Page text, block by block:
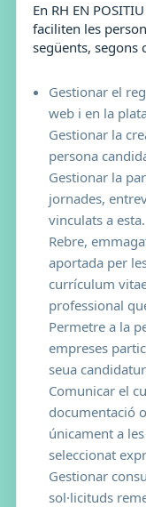
En RH EN
faciliten les
següents, segons
Gestionar el
web i en la
Gestionar la
persona
Gestionar la
jornades,
vinculats a esta.
Rebre,
aportada per
currículum
professional
Permetre a la
empreses
seua
Comunicar el
documentació
únicament a
seleccionat
Gestionar
sol·licituds